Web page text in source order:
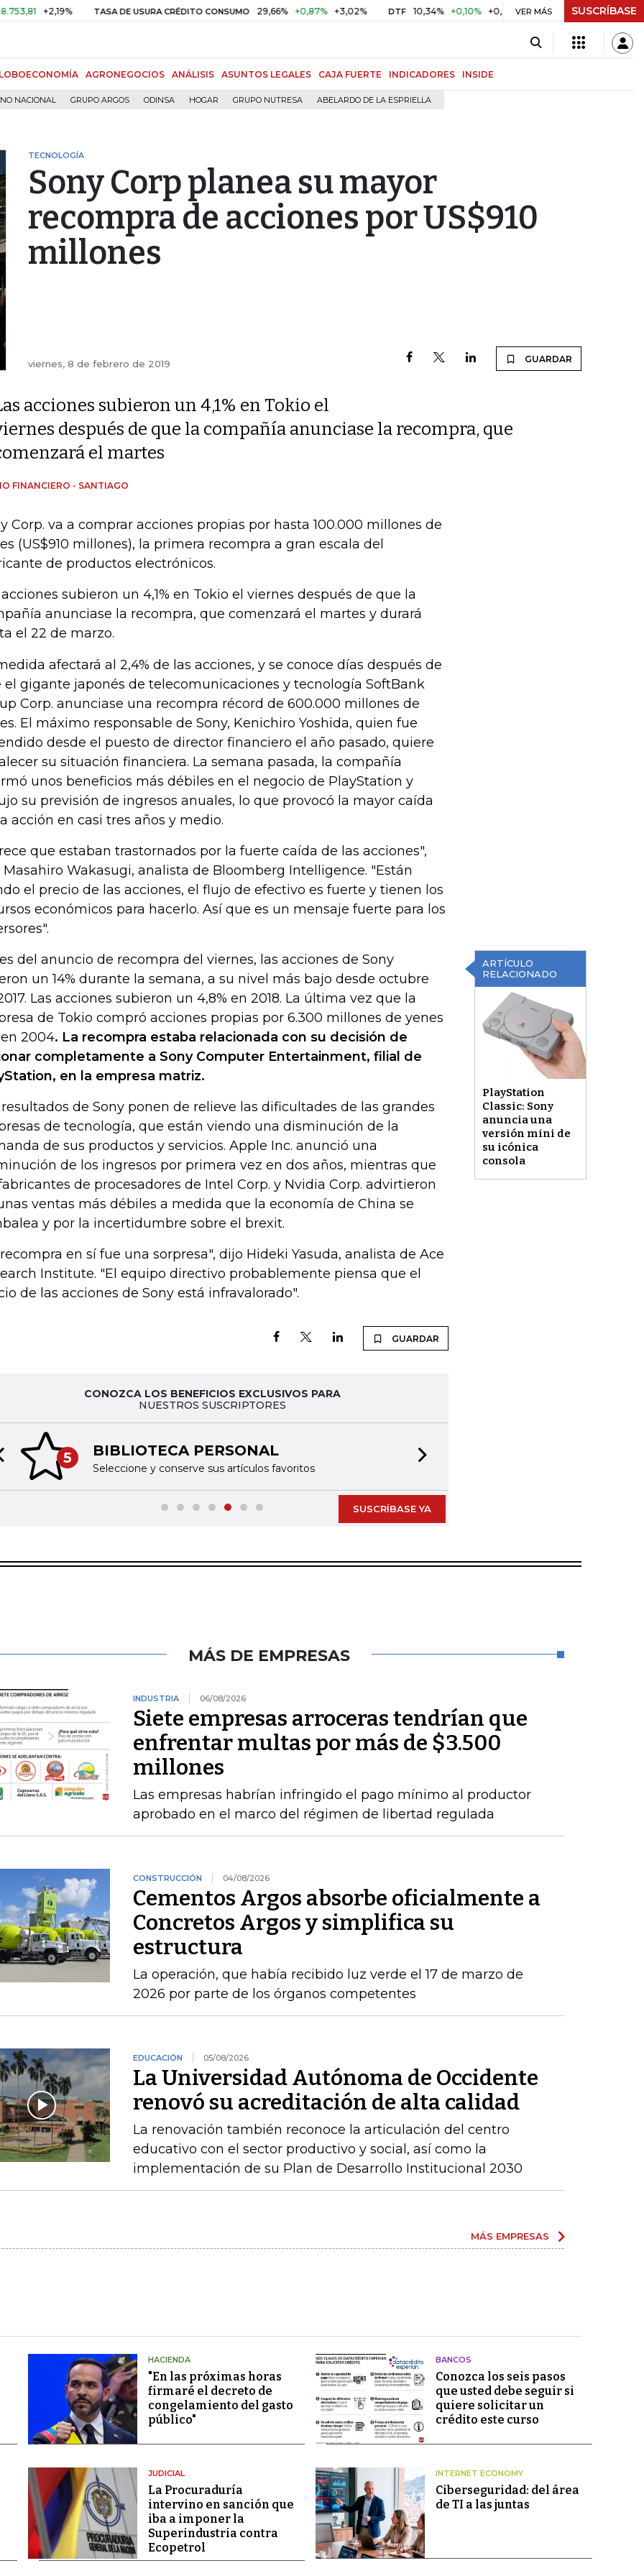
+2,19% TASA DE USURA CRÉDITO CONSUMO 29,66% +0,87% +3,02% DTF 10,34% +0,10% +0,98% UVR $ 416,91 +$ 0,05 +0,01%
VER MÁS SUSCRÍBASE
AGRONEGOCIOS ANÁLISIS ASUNTOS LEGALES CAJA FUERTE INDICADORES INSIDE
NACIONAL GRUPO ARGOS ODINSA HOGAR GRUPO NUTRESA ABELARDO DE LA ESPRIELLA
TECNOLOGÍA
Sony Corp planea su mayor
recompra de acciones por US$910
millones
viernes, 8 de febrero de 2019 GUARDAR
acciones subieron un 4,1% en Tokio el
después de que la compañía anunciase la recompra, que
el martes
FINANCIERO - SANTIAGO
Corp. va a comprar acciones propias por hasta 100.000 millones de
(US$910 millones), la primera recompra a gran escala del
de productos electrónicos.
subieron un 4,1% en Tokio el viernes después de que la
anunciase la recompra, que comenzará el martes y durará
el 22 de marzo.
afectará al 2,4% de las acciones, y se conoce días después de
el gigante japonés de telecomunicaciones y tecnología SoftBank
Corp. anunciase una recompra récord de 600.000 millones de
El máximo responsable de Sony, Kenichiro Yoshida, quien fue
desde el puesto de director financiero el año pasado, quiere
su situación financiera. La semana pasada, la compañía
unos beneficios más débiles en el negocio de PlayStation y
su previsión de ingresos anuales, lo que provocó la mayor caída
acción en casi tres años y medio.
que estaban trastornados por la fuerte caída de las acciones",
Wakasugi, analista de Bloomberg Intelligence. "Están
el precio de las acciones, el flujo de efectivo es fuerte y tienen los
económicos para hacerlo. Así que es un mensaje fuerte para los
ARTÍCULO
RELACIONADO
PlayStation
Classic: Sony
anuncia una
versión mini de
su icónica
consola
del anuncio de recompra del viernes, las acciones de Sony
un 14% durante la semana, a su nivel más bajo desde octubre
Las acciones subieron un 4,8% en 2018. La última vez que la
de Tokio compró acciones propias por 6.300 millones de yenes
2004. La recompra estaba relacionada con su decisión de
completamente a Sony Computer Entertainment, filial de
en la empresa matriz.
resultados de Sony ponen de relieve las dificultades de las grandes
de tecnología, que están viendo una disminución de la
de sus productos y servicios. Apple Inc. anunció una
de los ingresos por primera vez en dos años, mientras que
de procesadores de Intel Corp. y Nvidia Corp. advirtieron
ventas más débiles a medida que la economía de China se
y por la incertidumbre sobre el brexit.
en sí fue una sorpresa", dijo Hideki Yasuda, analista de Ace
Institute. "El equipo directivo probablemente piensa que el
de las acciones de Sony está infravalorado".
GUARDAR
CONOZCA LOS BENEFICIOS EXCLUSIVOS PARA
NUESTROS SUSCRIPTORES
5 BIBLIOTECA PERSONAL
Seleccione y conserve sus artículos favoritos
slide
SUSCRÍBASE YA
MÁS DE EMPRESAS
INDUSTRIA 06/08/2026
Siete empresas arroceras tendrían que
enfrentar multas por más de $3.500
millones
Las empresas habrían infringido el pago mínimo al productor
aprobado en el marco del régimen de libertad regulada
CONSTRUCCIÓN 04/08/2026
Cementos Argos absorbe oficialmente a
Concretos Argos y simplifica su
estructura
La operación, que había recibido luz verde el 17 de marzo de
2026 por parte de los órganos competentes
EDUCACIÓN 05/08/2026
La Universidad Autónoma de Occidente
renovó su acreditación de alta calidad
La renovación también reconoce la articulación del centro
educativo con el sector productivo y social, así como la
implementación de su Plan de Desarrollo Institucional 2030
MÁS EMPRESAS
HACIENDA
"En las próximas horas
firmaré el decreto de
congelamiento del gasto
público"
BANCOS
Conozca los seis pasos
que usted debe seguir si
quiere solicitar un
crédito este curso
JUDICIAL
La Procuraduría
intervino en sanción que
iba a imponer la
Superindustria contra
Ecopetrol
INTERNET ECONOMY
Ciberseguridad: del área
de TI a las juntas